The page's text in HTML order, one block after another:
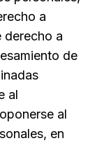
a
derecho a
de
al
al
en